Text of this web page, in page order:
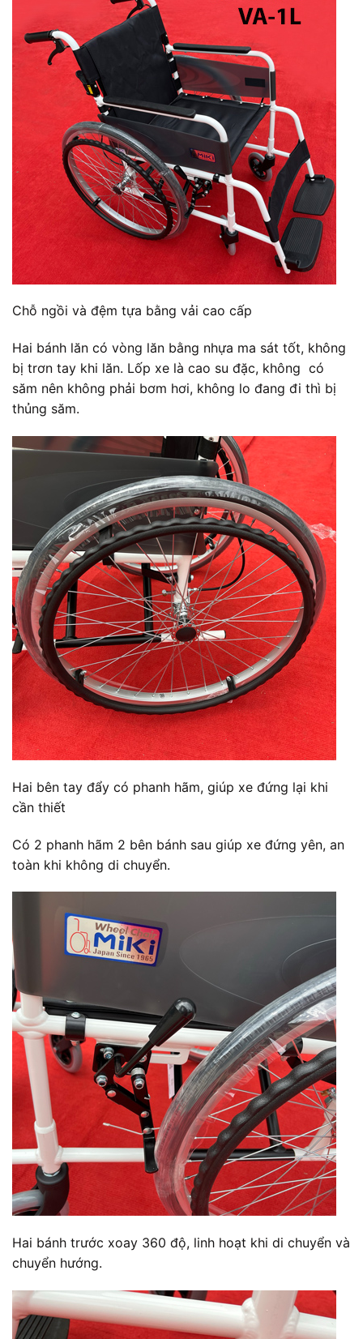
Chỗ ngồi và đệm tựa bằng vải cao cấp
Hai bánh lăn có vòng lăn bằng nhựa ma sát tốt, không
bị trơn tay khi lăn. Lốp xe là cao su đặc, không có
săm nên không phải bơm hơi, không lo đang đi thì bị
thủng săm.
Hai bên tay đẩy có phanh hãm, giúp xe đứng lại khi
cần thiết
Có 2 phanh hãm 2 bên bánh sau giúp xe đứng yên, an
toàn khi không di chuyển.
Hai bánh trước xoay 360 độ, linh hoạt khi di chuyển và
chuyển hướng.